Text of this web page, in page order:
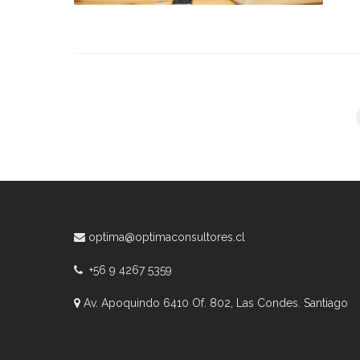
optima@optimaconsultores.cl
+56 9 4267 5359
Av. Apoquindo 6410 Of. 802, Las Condes. Santiago